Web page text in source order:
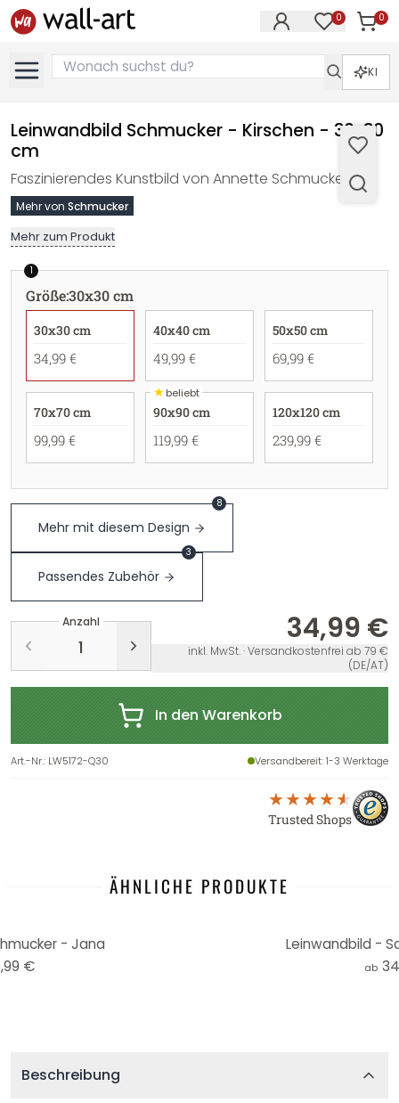
0 0
KI
Leinwandbild Schmucker - Kirschen - 30x30
cm
Faszinierendes Kunstbild von Annette Schmucker.
Mehr von Schmucker
Mehr zum Produkt
1
Größe:30x30 cm
30x30 cm
34,99 €
40x40 cm
49,99 €
50x50 cm
69,99 €
70x70 cm
99,99 €
★beliebt
90x90 cm
119,99 €
120x120 cm
239,99 €
Mehr mit diesem Design
8
Passendes Zubehör
3
Anzahl 34,99 €
inkl. MwSt. · Versandkostenfrei ab 79 €
(DE/AT)
In den Warenkorb
Art.-Nr.: LW5172-Q30 Versandbereit: 1-3 Werktage
Trusted Shops
ÄHNLICHE PRODUKTE
- Jana
€
Leinwandbild -
ab
Beschreibung